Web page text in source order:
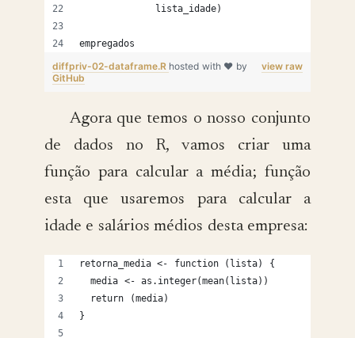
             lista_idade)
empregados
view raw
diffpriv-02-dataframe.R hosted with ❤ by
GitHub
Agora que temos o nosso conjunto
de dados no R, vamos criar uma
função para calcular a média; função
esta que usaremos para calcular a
idade e salários médios desta empresa:
retorna_media <- function (lista) {
  media <- as.integer(mean(lista))
  return (media)
}